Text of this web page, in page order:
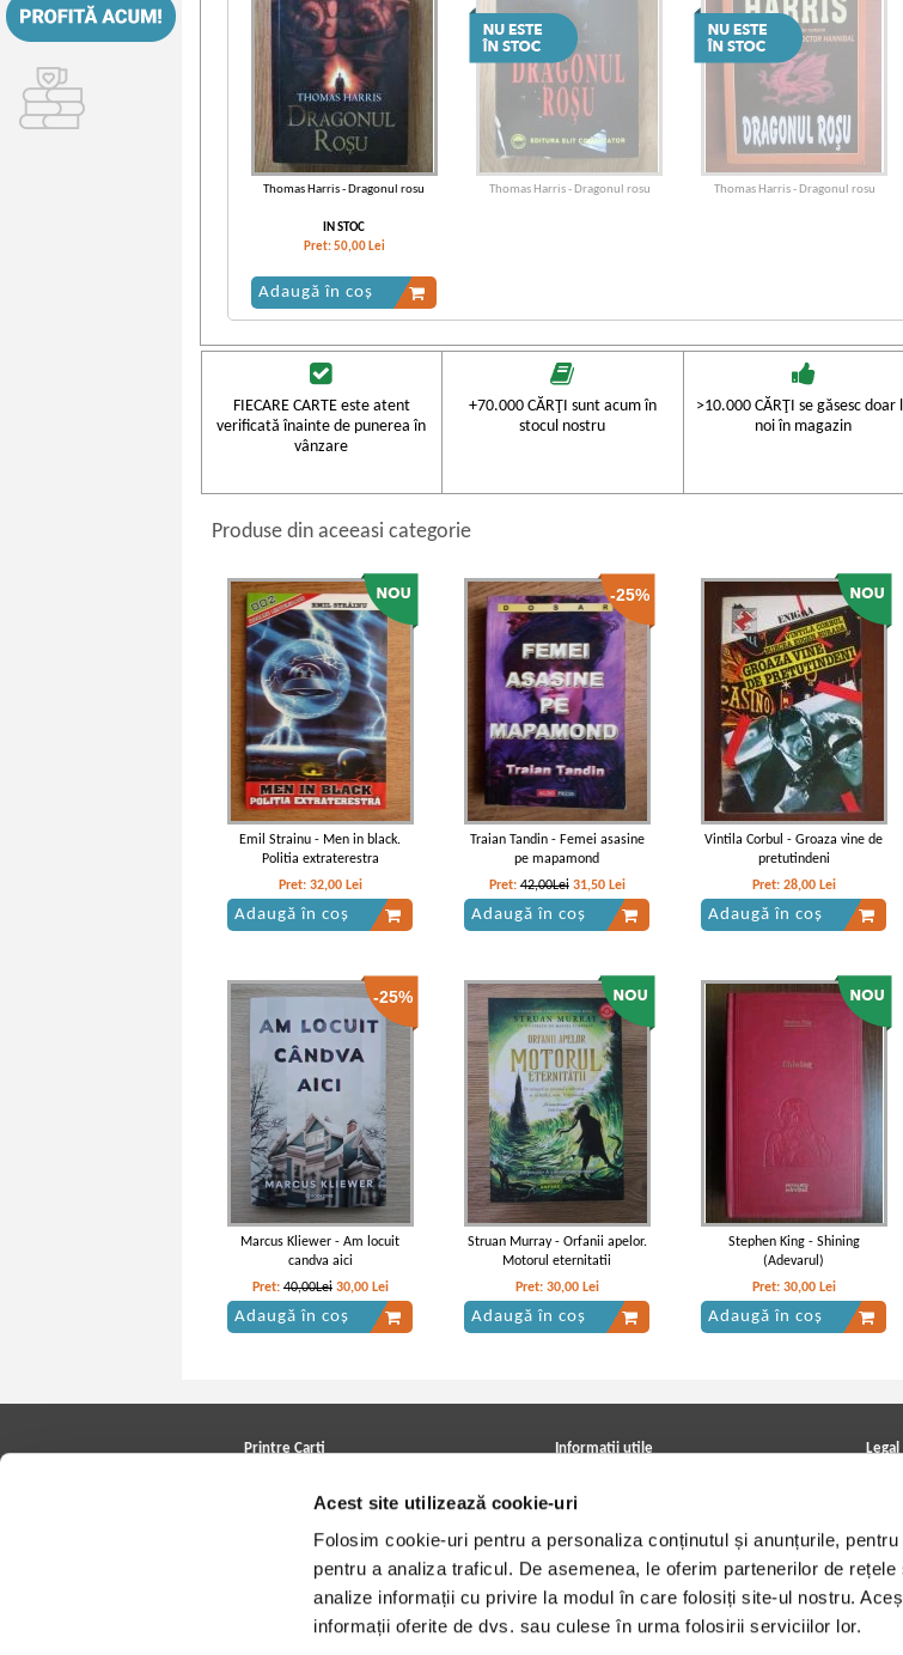
Acest site utilizează cookie-uri
Folosim cookie-uri pentru a personaliza conținutul și anunțurile,
pentru a analiza traficul. De asemenea, le oferim partenerilor de
analize informații cu privire la modul în care folosiți site-ul nostru.
informații oferite de dvs. sau culese în urma folosirii serviciilor lor.
Thomas Harris - Dragonul rosu
IN STOC
Pret:50,00 Lei
Adaugă în coș
Thomas Harris - Dragonul rosu Thomas Harris - Dragonul rosu
FIECARE CARTE este atent
verificată înainte de punerea în
vânzare
+70.000 CĂRŢI sunt acum în
stocul nostru
>10.000 CĂRŢI se găsesc doar
noi în magazin
Produse din aceeasi categorie
Emil Strainu - Men in black.
Politia extraterestra
Pret: 32,00 Lei
Adaugă în coș
-25%
Traian Tandin - Femei asasine
pe mapamond
Pret:42,00Lei 31,50 Lei
Adaugă în coș
Vintila Corbul - Groaza vine de
pretutindeni
Pret: 28,00 Lei
Adaugă în coș
-25%
Marcus Kliewer - Am locuit
candva aici
Pret: 40,00Lei 30,00 Lei
Adaugă în coș
Struan Murray - Orfanii apelor.
Motorul eternitatii
Pret: 30,00 Lei
Adaugă în coș
Stephen King - Shining
(Adevarul)
Pret: 30,00 Lei
Adaugă în coș
Printre Carti
Cele mai căutate cărți
Blog Printre Carti
Cărţi sub 5 lei
Cărţi sub 8 lei
Informatii utile
Achizitii viniluri, casete, CD/DVD
Cum cumpar?
Politica de livrare
Retur comenzi
Angajari - Cariere
Legal